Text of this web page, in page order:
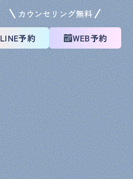
カウンセリング無料
LINE予約 WEB予約